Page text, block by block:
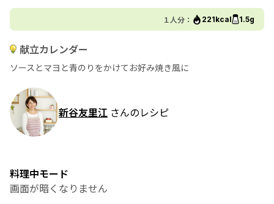
１人分： 221kcal 1.5g
献立カレンダー
ソースとマヨと青のりをかけてお好み焼き風に
新谷友里江 さんのレシピ
料理中モード
画面が暗くなりません